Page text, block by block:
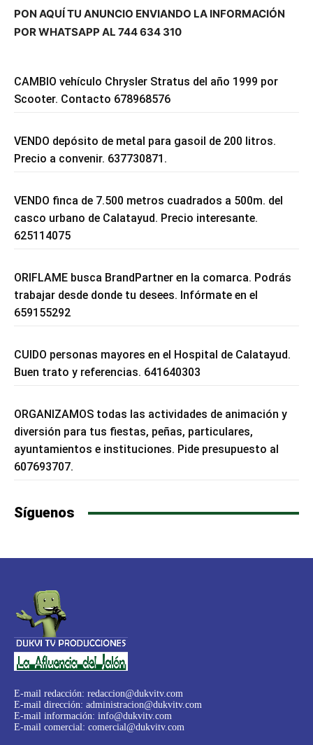
PON AQUÍ TU ANUNCIO ENVIANDO LA INFORMACIÓN
POR WHATSAPP AL 744 634 310
CAMBIO vehículo Chrysler Stratus del año 1999 por
Scooter. Contacto 678968576
VENDO depósito de metal para gasoil de 200 litros.
Precio a convenir. 637730871.
VENDO finca de 7.500 metros cuadrados a 500m. del
casco urbano de Calatayud. Precio interesante.
625114075
ORIFLAME busca BrandPartner en la comarca. Podrás
trabajar desde donde tu desees. Infórmate en el
659155292
CUIDO personas mayores en el Hospital de Calatayud.
Buen trato y referencias. 641640303
ORGANIZAMOS todas las actividades de animación y
diversión para tus fiestas, peñas, particulares,
ayuntamientos e instituciones. Pide presupuesto al
607693707.
Síguenos
E-mail redacción: redaccion@dukvitv.com
E-mail dirección: administracion@dukvitv.com
E-mail información: info@dukvitv.com
E-mail comercial: comercial@dukvitv.com